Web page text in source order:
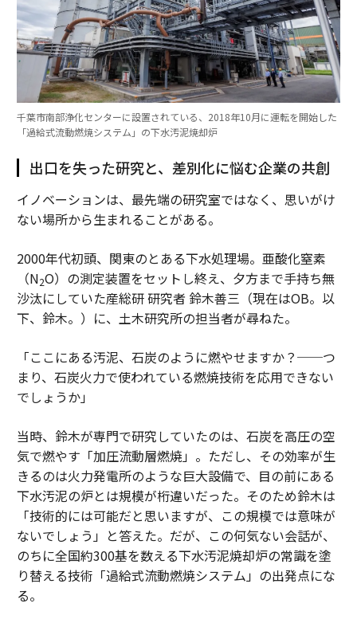
千葉市南部浄化センターに設置されている、2018年10月に運転を開始した
「過給式流動燃焼システム」の下水汚泥焼却炉
出口を失った研究と、差別化に悩む企業の共創
イノベーションは、最先端の研究室ではなく、思いがけ
ない場所から生まれることがある。
2000年代初頭、関東のとある下水処理場。亜酸化窒素
（N2O）の測定装置をセットし終え、夕方まで手持ち無
沙汰にしていた産総研 研究者 鈴木善三（現在はOB。以
下、鈴木。）に、土木研究所の担当者が尋ねた。
「ここにある汚泥、石炭のように燃やせますか？──つ
まり、石炭火力で使われている燃焼技術を応用できない
でしょうか」
当時、鈴木が専門で研究していたのは、石炭を高圧の空
気で燃やす「加圧流動層燃焼」。ただし、その効率が生
きるのは火力発電所のような巨大設備で、目の前にある
下水汚泥の炉とは規模が桁違いだった。そのため鈴木は
「技術的には可能だと思いますが、この規模では意味が
ないでしょう」と答えた。だが、この何気ない会話が、
のちに全国約300基を数える下水汚泥焼却炉の常識を塗
り替える技術「過給式流動燃焼システム」の出発点にな
る。